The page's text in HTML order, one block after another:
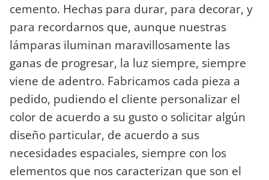
cemento. Hechas para durar, para decorar, y
para recordarnos que, aunque nuestras
lámparas iluminan maravillosamente las
ganas de progresar, la luz siempre, siempre
viene de adentro. Fabricamos cada pieza a
pedido, pudiendo el cliente personalizar el
color de acuerdo a su gusto o solicitar algún
diseño particular, de acuerdo a sus
necesidades espaciales, siempre con los
elementos que nos caracterizan que son el